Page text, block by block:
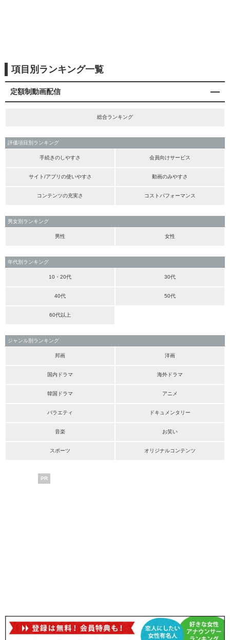
項目別ランキング一覧
定額制動画配信
総合ランキング
評価項目別ランキング
手続きのしやすさ 会員向けサービス
サイト/アプリの使いやすさ 動画のみやすさ
コンテンツの充実さ コストパフォーマンス
男女別ランキング
男性 女性
年代別ランキング
10・20代 30代
40代 50代
60代以上
ジャンル別ランキング
邦画 洋画
国内ドラマ 海外ドラマ
韓国ドラマ アニメ
バラエティ ドキュメンタリー
音楽 お笑い
スポーツ オリジナルコンテンツ
PR